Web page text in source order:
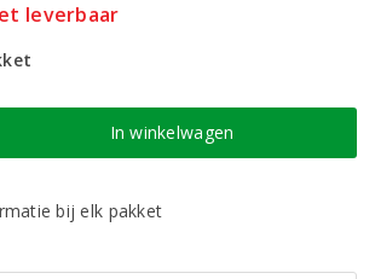
leverbaar
In winkelwagen
bij elk pakket